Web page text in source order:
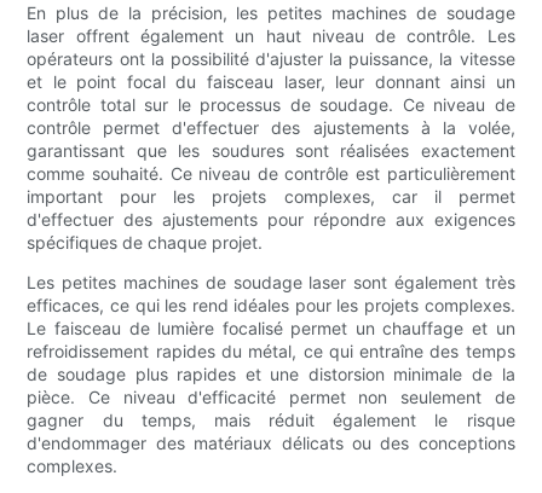
En plus de la précision, les petites machines de soudage
laser offrent également un haut niveau de contrôle. Les
opérateurs ont la possibilité d'ajuster la puissance, la vitesse
et le point focal du faisceau laser, leur donnant ainsi un
contrôle total sur le processus de soudage. Ce niveau de
contrôle permet d'effectuer des ajustements à la volée,
garantissant que les soudures sont réalisées exactement
comme souhaité. Ce niveau de contrôle est particulièrement
important pour les projets complexes, car il permet
d'effectuer des ajustements pour répondre aux exigences
spécifiques de chaque projet.
Les petites machines de soudage laser sont également très
efficaces, ce qui les rend idéales pour les projets complexes.
Le faisceau de lumière focalisé permet un chauffage et un
refroidissement rapides du métal, ce qui entraîne des temps
de soudage plus rapides et une distorsion minimale de la
pièce. Ce niveau d'efficacité permet non seulement de
gagner du temps, mais réduit également le risque
d'endommager des matériaux délicats ou des conceptions
complexes.